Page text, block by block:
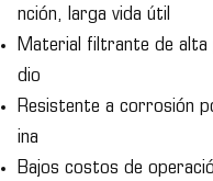
nción, larga vida útil
Material filtrante de alta
dio
Resistente a corrosión
ina
Bajos costos de